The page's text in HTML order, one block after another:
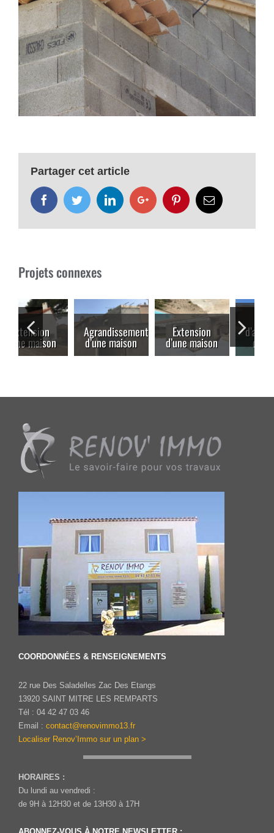
Partager cet article
FacebookTwitterLinkedInGoogle+ PinterestEmail
Projets connexes
Agrandissement
d’une maison
Extension
d’une maison
Travaux
d’agrandissement
d’une villa
COORDONNÉES & RENSEIGNEMENTS
22 rue Des Saladelles Zac Des Etangs
13920 SAINT MITRE LES REMPARTS
Tél : 04 42 47 03 46
Email : contact@renovimmo13.fr
Localiser Renov’Immo sur un plan >
HORAIRES :
Du lundi au vendredi :
de 9H à 12H30 et de 13H30 à 17H